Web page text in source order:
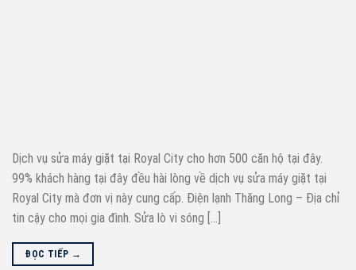
Dịch vụ sửa máy giặt tại Royal City cho hơn 500 căn hộ tại đây.
99% khách hàng tại đây đều hài lòng về dịch vụ sửa máy giặt tại
Royal City mà đơn vị này cung cấp. Điện lạnh Thăng Long – Địa chỉ
tin cậy cho mọi gia đình. Sửa lò vi sóng […]
ĐỌC TIẾP →